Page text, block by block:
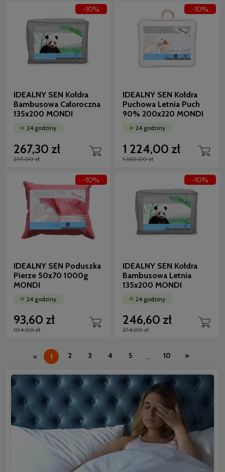
IDEALNY SEN Kołdra
Bambusowa Całoroczna
135x200 MONDI
24 godziny
267,30 zł
297,00 zł
-10%
IDEALNY SEN Kołdra
Puchowa Letnia Puch
90% 200x220 MONDI
24 godziny
1 224,00 zł
1 360,00 zł
-10%
IDEALNY SEN Poduszka
Pierze 50x70 1000g
MONDI
24 godziny
93,60 zł
104,00 zł
-10%
IDEALNY SEN Kołdra
Bambusowa Letnia
135x200 MONDI
24 godziny
246,60 zł
274,00 zł
-10%
« 1 2 3 4 5 ... 10 »